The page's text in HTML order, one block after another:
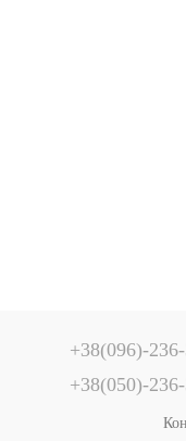
+38(096)-
+38(050)-